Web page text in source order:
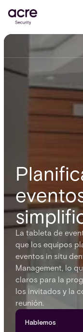
La tableta de
que los equipos
eventos in situ
Management, lo
claros para la
los invitados y la
reunión.
Hablemos